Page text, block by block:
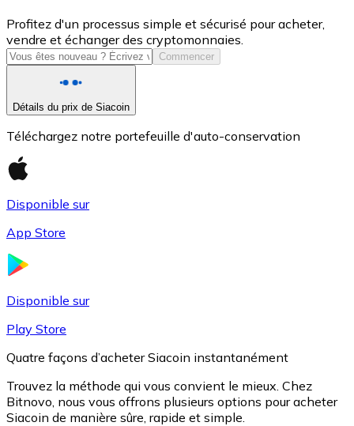
USD Coin
USDC
Profitez d'un processus simple et sécurisé pour acheter,
vendre et échanger des cryptomonnaies.
Commencer
Détails du prix de Siacoin
Téléchargez notre portefeuille d'auto-conservation
Disponible sur
App Store
Disponible sur
Play Store
Quatre façons d’acheter Siacoin instantanément
Trouvez la méthode qui vous convient le mieux. Chez
Bitnovo, nous vous offrons plusieurs options pour acheter
Siacoin de manière sûre, rapide et simple.